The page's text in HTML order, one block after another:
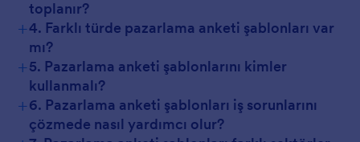
toplanır?
+4. Farklı türde pazarlama anketi şablonları var
mı?
+5. Pazarlama anketi şablonlarını kimler
kullanmalı?
+6. Pazarlama anketi şablonları iş sorunlarını
çözmede nasıl yardımcı olur?